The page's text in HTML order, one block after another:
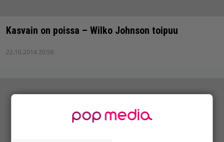
Kasvain on poissa – Wilko Johnson toipuu
22.10.2014 20:56